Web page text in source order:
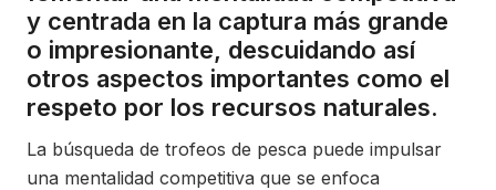
y centrada en la captura más grande
o impresionante, descuidando así
otros aspectos importantes como el
respeto por los recursos naturales.
La búsqueda de trofeos de pesca puede impulsar
una mentalidad competitiva que se enfoca